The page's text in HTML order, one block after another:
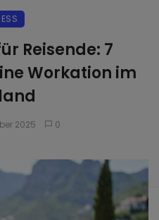
Reisende: 7
Workation im
2025 0